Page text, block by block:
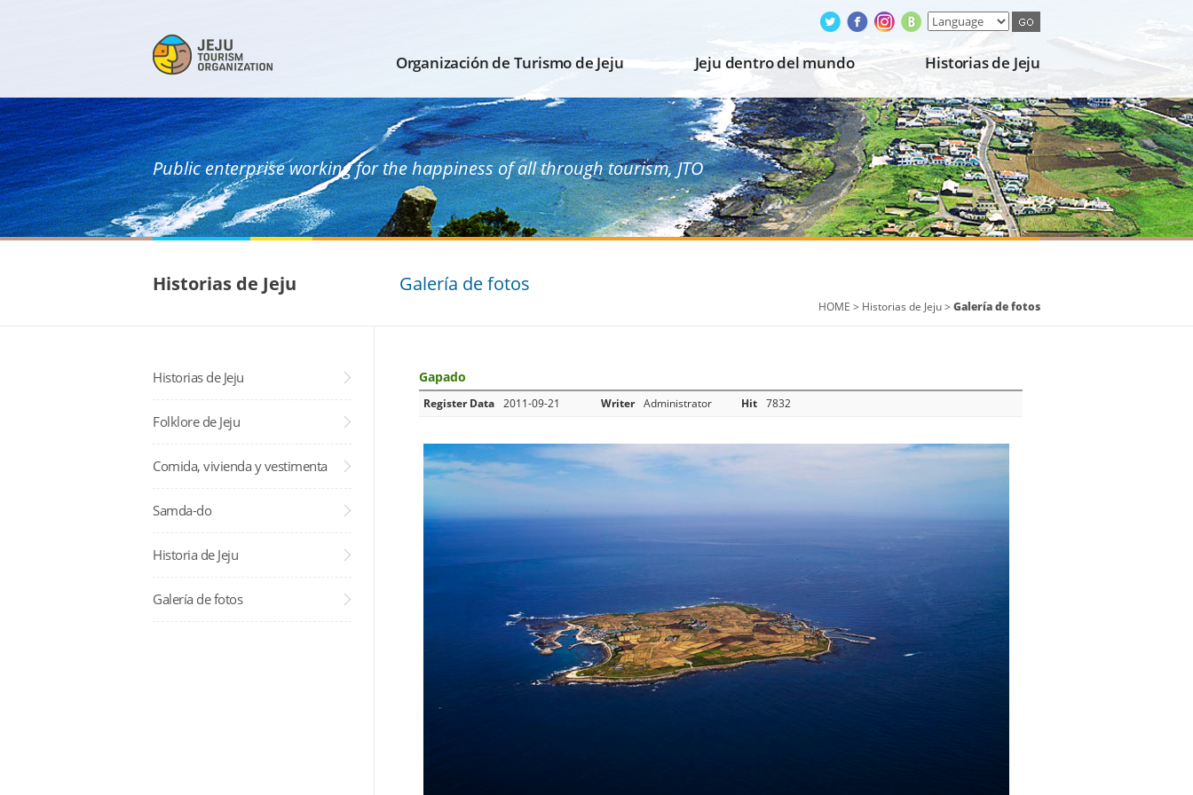
Organización de Turismo de Jeju Jeju dentro del mundo Historias de Jeju
Public enterprise working for the happiness of all through tourism, JTO
Historias de Jeju
Historias de Jeju
Folklore de Jeju
Comida, vivienda y vestimenta
Samda-do
Historia de Jeju
Galería de fotos
HOME > Historias de Jeju > Galería de fotos
Galería de fotos
Gapado
Register Data 2011-09-21 Writer Administrator Hit 7832